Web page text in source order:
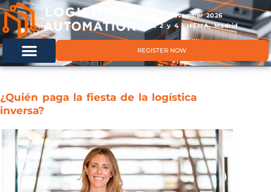
11 & 12 November 2026
Hals 2 y 4 | IFEMA, Madrid
REGISTER NOW
¿Quién paga la fiesta de la logística
inversa?